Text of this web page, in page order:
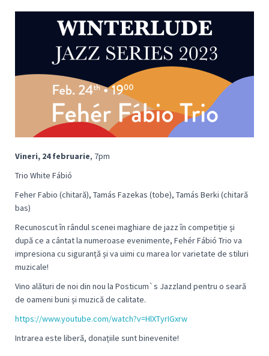
Vineri, 24 februarie, 7pm
Trio White Fábió
Feher Fabio (chitară), Tamás Fazekas (tobe), Tamás Berki (chitară
bas)
Recunoscut în rândul scenei maghiare de jazz în competiție și
după ce a cântat la numeroase evenimente, Fehér Fábió Trio va
impresiona cu siguranță și va uimi cu marea lor varietate de stiluri
muzicale!
Vino alături de noi din nou la Posticum`s Jazzland pentru o seară
de oameni buni și muzică de calitate.
https://www.youtube.com/watch?v=HlXTyrIGxrw
Intrarea este liberă, donațiile sunt binevenite!